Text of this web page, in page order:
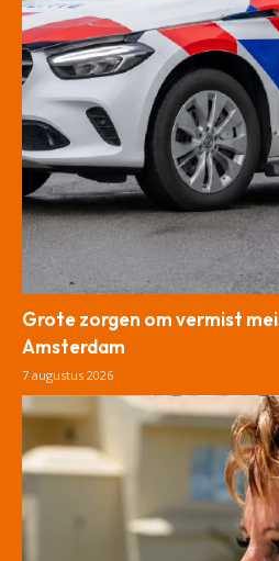
Grote zorgen om vermist
Amsterdam
7 augustus 2026